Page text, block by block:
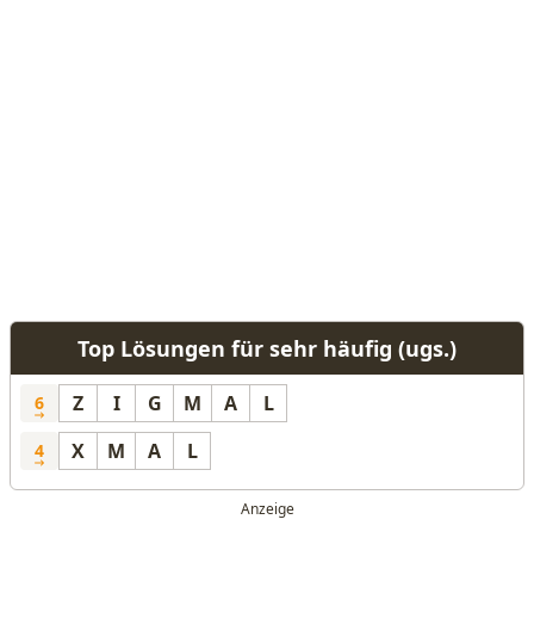
Top Lösungen für sehr häufig (ugs.)
6 Z I G M A L
4 X M A L